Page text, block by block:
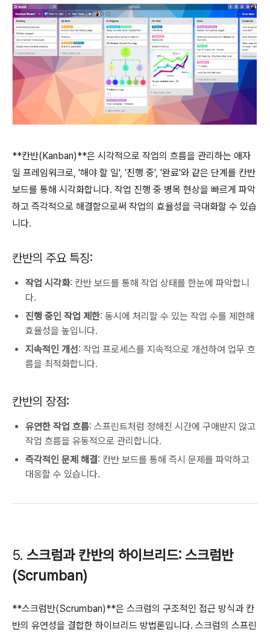
**칸반(Kanban)**은 시각적으로 작업의 흐름을 관리하는 애자
일 프레임워크로, '해야 할 일', '진행 중', '완료'와 같은 단계를 칸반
보드를 통해 시각화합니다. 작업 진행 중 병목 현상을 빠르게 파악
하고 즉각적으로 해결함으로써 작업의 효율성을 극대화할 수 있습
니다.
칸반의 주요 특징:
작업 시각화: 칸반 보드를 통해 작업 상태를 한눈에 파악합니
다.
진행 중인 작업 제한: 동시에 처리할 수 있는 작업 수를 제한해
효율성을 높입니다.
지속적인 개선: 작업 프로세스를 지속적으로 개선하여 업무 흐
름을 최적화합니다​.
칸반의 장점:
유연한 작업 흐름: 스프린트처럼 정해진 시간에 구애받지 않고
작업 흐름을 유동적으로 관리합니다.
즉각적인 문제 해결: 칸반 보드를 통해 즉시 문제를 파악하고
대응할 수 있습니다.
5. 스크럼과 칸반의 하이브리드: 스크럼반
(Scrumban)
**스크럼반(Scrumban)**은 스크럼의 구조적인 접근 방식과 칸
반의 유연성을 결합한 하이브리드 방법론입니다. 스크럼의 스프린